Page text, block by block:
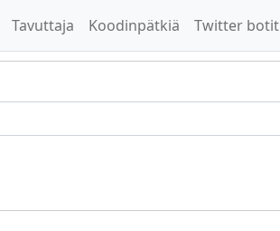
Tavuttaja Koodinpätkiä Twitter botit